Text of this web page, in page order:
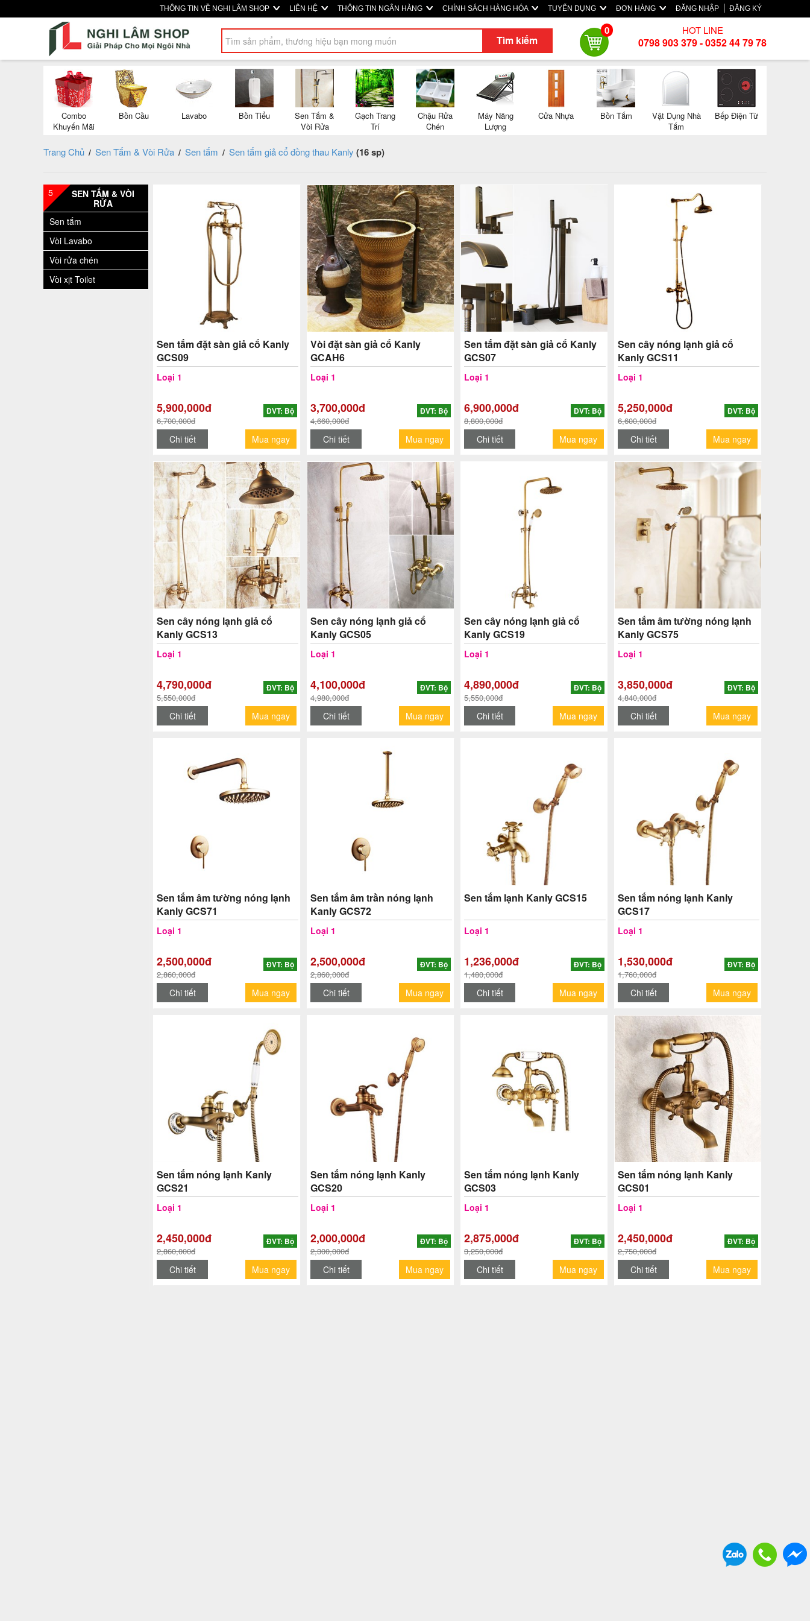
THÔNG TIN VỀ NGHI LÂM SHOP LIÊN HỆ THÔNG TIN NGÂN HÀNG CHÍNH SÁCH HÀNG HÓA TUYỂN DỤNG ĐƠN HÀNG ĐĂNG NHẬP ĐĂNG KÝ
Tìm kiếm
0 HOT LINE
0798 903 379 - 0352 44 79 78
Combo
Khuyến Mãi
Bồn Cầu Lavabo Bồn Tiểu
Sen Tắm &
Vòi Rửa
Gạch Trang
Trí
Chậu Rửa
Chén
Máy Năng
Lượng
Cửa Nhựa Bồn Tắm
Vật Dụng Nhà
Tắm
Bếp Điện Từ
Trang Chủ / Sen Tắm & Vòi Rửa / Sen tắm / Sen tắm giả cổ đồng thau Kanly (16 sp)
5
SEN TẮM & VÒI
RỬA
Sen tắm
Vòi Lavabo
Vòi rửa chén
Vòi xịt Toilet
Sen tắm đặt sàn giả cổ Kanly
GCS09
Loại 1
5,900,000đ
6,700,000đ
ĐVT: Bộ
Chi tiết Mua ngay
Vòi đặt sàn giả cổ Kanly
GCAH6
Loại 1
3,700,000đ
4,660,000đ
ĐVT: Bộ
Chi tiết Mua ngay
Sen tắm đặt sàn giả cổ Kanly
GCS07
Loại 1
6,900,000đ
8,800,000đ
ĐVT: Bộ
Chi tiết Mua ngay
Sen cây nóng lạnh giả cổ
Kanly GCS11
Loại 1
5,250,000đ
6,600,000đ
ĐVT: Bộ
Chi tiết Mua ngay
Sen cây nóng lạnh giả cổ
Kanly GCS13
Loại 1
4,790,000đ
5,550,000đ
ĐVT: Bộ
Chi tiết Mua ngay
Sen cây nóng lạnh giả cổ
Kanly GCS05
Loại 1
4,100,000đ
4,980,000đ
ĐVT: Bộ
Chi tiết Mua ngay
Sen cây nóng lạnh giả cổ
Kanly GCS19
Loại 1
4,890,000đ
5,550,000đ
ĐVT: Bộ
Chi tiết Mua ngay
Sen tắm âm tường nóng lạnh
Kanly GCS75
Loại 1
3,850,000đ
4,840,000đ
ĐVT: Bộ
Chi tiết Mua ngay
Sen tắm âm tường nóng lạnh
Kanly GCS71
Loại 1
2,500,000đ
2,860,000đ
ĐVT: Bộ
Chi tiết Mua ngay
Sen tắm âm trần nóng lạnh
Kanly GCS72
Loại 1
2,500,000đ
2,860,000đ
ĐVT: Bộ
Chi tiết Mua ngay
Sen tắm lạnh Kanly GCS15
Loại 1
1,236,000đ
1,480,000đ
ĐVT: Bộ
Chi tiết Mua ngay
Sen tắm nóng lạnh Kanly
GCS17
Loại 1
1,530,000đ
1,760,000đ
ĐVT: Bộ
Chi tiết Mua ngay
Sen tắm nóng lạnh Kanly
GCS21
Loại 1
2,450,000đ
2,860,000đ
ĐVT: Bộ
Chi tiết Mua ngay
Sen tắm nóng lạnh Kanly
GCS20
Loại 1
2,000,000đ
2,300,000đ
ĐVT: Bộ
Chi tiết Mua ngay
Sen tắm nóng lạnh Kanly
GCS03
Loại 1
2,875,000đ
3,250,000đ
ĐVT: Bộ
Chi tiết Mua ngay
Sen tắm nóng lạnh Kanly
GCS01
Loại 1
2,450,000đ
2,750,000đ
ĐVT: Bộ
Chi tiết Mua ngay